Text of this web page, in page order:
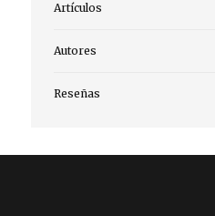
Artículos
Autores
Reseñas